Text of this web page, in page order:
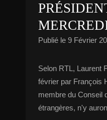
Publié le 9 Février
Selon RTL, Laurent
février par François
membre du Conseil
étrangères, n'y